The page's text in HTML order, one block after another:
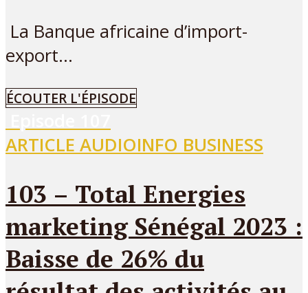
La Banque africaine d’import-
export...
ÉCOUTER L'ÉPISODE
ARTICLE AUDIOINFO BUSINESS
103 – Total Energies
marketing Sénégal 2023 :
Baisse de 26% du